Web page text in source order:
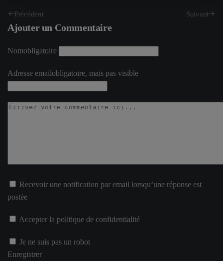
Précédent Suivant
Ajouter un Commentaire
Nomobligatoire
Adresse emailobligatoire, mais pas visible
Recevoir une notification par email lorsqu’une réponse est
postée
Accepter la politique de confidentialité
Je ne suis pas un robot
Enregistrer